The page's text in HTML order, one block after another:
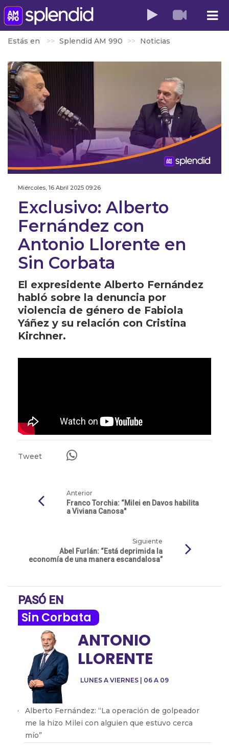
Estás en Splendid AM 990 Noticias
Miércoles, 16 Abril 2025 09:26
Exclusivo: Alberto
Fernández con
Antonio Llorente en
Sin Corbata
El expresidente Alberto Fernández
habló sobre la denuncia por
violencia de género de Fabiola
Yáñez y su relación con Cristina
Kirchner.
Tweet
Anterior
Franco Torchia: “Milei en Davos habilita
a Viviana Canosa"
Siguiente
Abel Furlán: “Está deprimida la
economía de una manera escandalosa”
PASÓ EN
Sin Corbata
LUNES A VIERNES | 06 A 09
ANTONIO
LLORENTE
Alberto Fernández: “La operación de golpeador
me la hizo Milei con alguien que estuvo cerca
mío”